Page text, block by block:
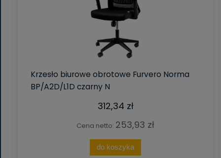
Krzesło biurowe obrotowe Furvero Norma
BP/A2D/L1D czarny N
312,34 zł
Cena netto: 253,93 zł
do koszyka